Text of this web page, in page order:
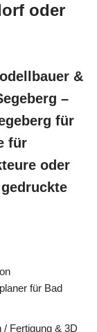
oder
&
–
für
für
oder
für Bad
Fertigung & 3D